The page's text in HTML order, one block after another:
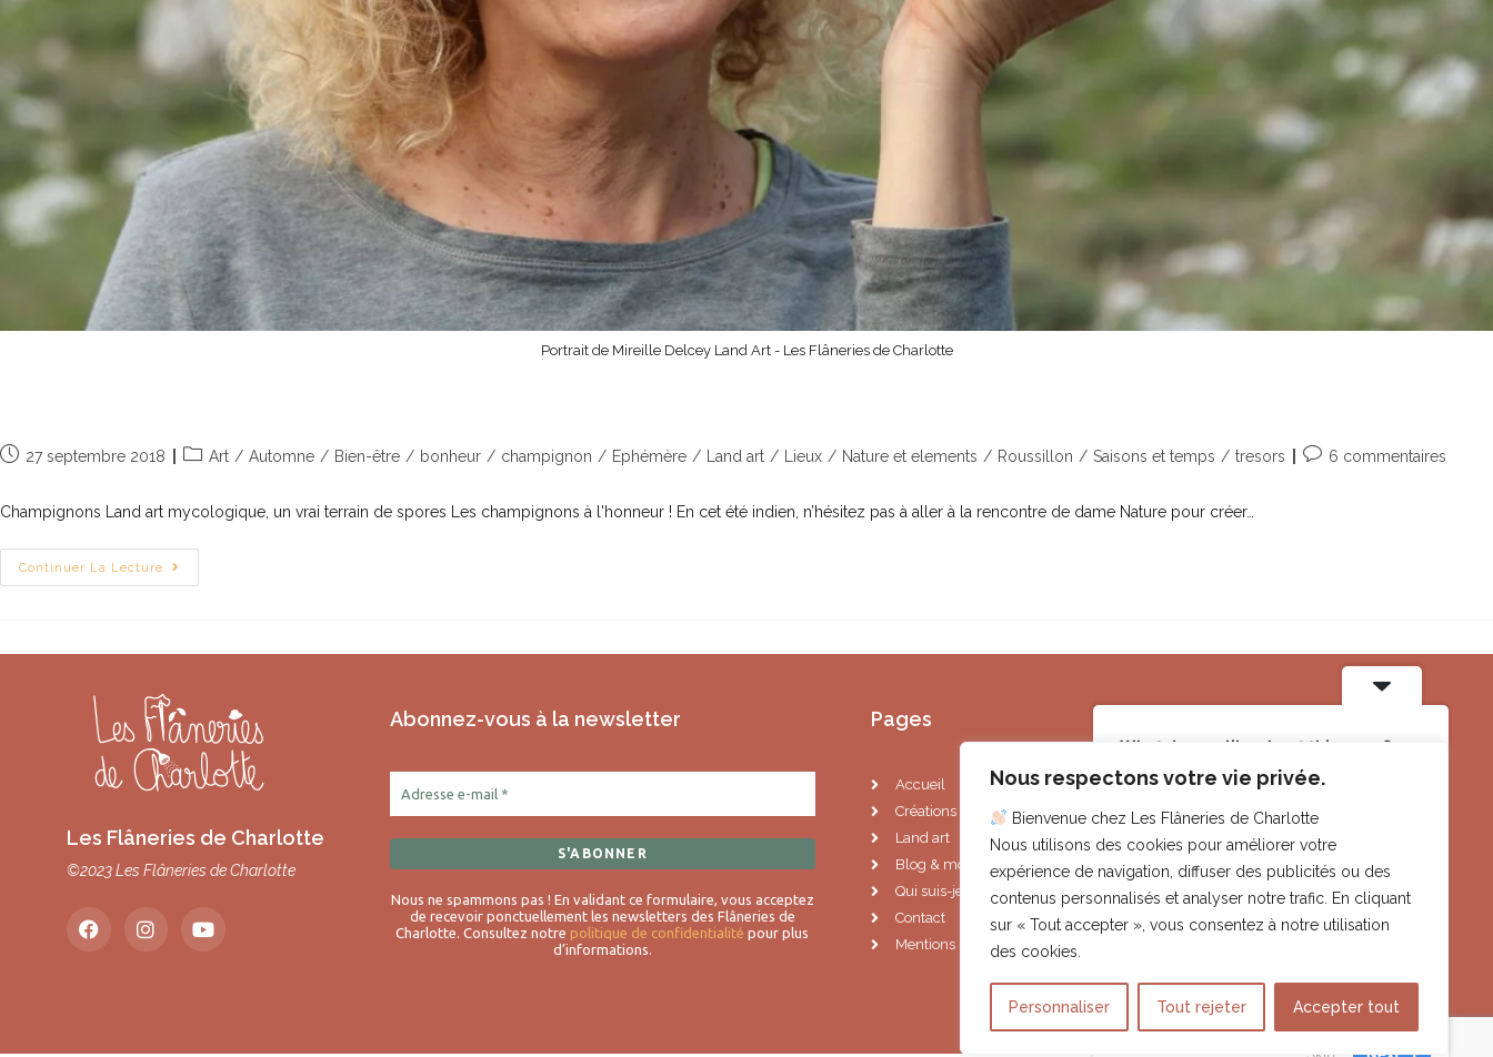
Nous respectons votre vie privée.
Bienvenue chez Les Flâneries de Charlotte
Nous utilisons des cookies pour améliorer votre
expérience de navigation, diffuser des publicités ou des
contenus personnalisés et analyser notre trafic. En cliquant
sur « Tout accepter », vous consentez à notre utilisation
des cookies.
Personnaliser Tout rejeter Accepter tout
Portrait de Mireille Delcey Land Art - Les Flâneries de Charlotte
27 septembre 2018 Art / Automne / Bien-être / bonheur / champignon / Ephémère / Land art / Lieux / Nature et elements / Roussillon / Saisons et temps / tresors 6 commentaires
Champignons Land art mycologique, un vrai terrain de spores Les champignons à l'honneur ! En cet été indien, n’hésitez pas à aller à la rencontre de dame Nature pour créer…
Continuer La Lecture
Les Flâneries de Charlotte
©2023 Les Flâneries de Charlotte
Abonnez-vous à la newsletter
Nous ne spammons pas ! En validant ce formulaire, vous acceptez
de recevoir ponctuellement les newsletters des Flâneries de
Charlotte. Consultez notre politique de confidentialité pour plus
d’informations.
Pages
Accueil
Créations artistiques
Land art
Blog & mots doux
Qui suis-je ?
Contact
Mentions légales
Le Cannet (06)
contact@lesflaneriesdecharlotte.fr
Droits images et illustrations
Tous les éléments de ce site, et en particulier les
images et illustrations, sont la propriété de
What do you like about this page?